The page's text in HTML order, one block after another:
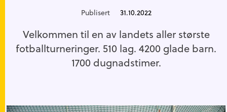
Publisert 31.10.2022
Velkommen til en av landets aller største
fotballturneringer. 510 lag. 4200 glade barn.
1700 dugnadstimer.